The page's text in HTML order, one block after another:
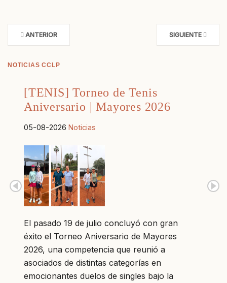
ANTERIOR SIGUIENTE
NOTICIAS CCLP
[TENIS] Torneo de Tenis
Aniversario | Mayores 2026
05-08-2026 Noticias
El pasado 19 de julio concluyó con gran
éxito el Torneo Aniversario de Mayores
2026, una competencia que reunió a
asociados de distintas categorías en
emocionantes duelos de singles bajo la